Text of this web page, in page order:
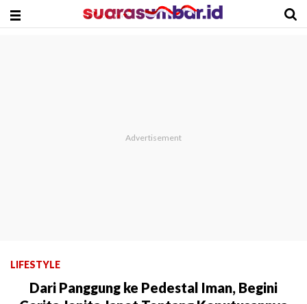
LIFESTYLE
Dari Panggung ke Pedestal Iman, Begini